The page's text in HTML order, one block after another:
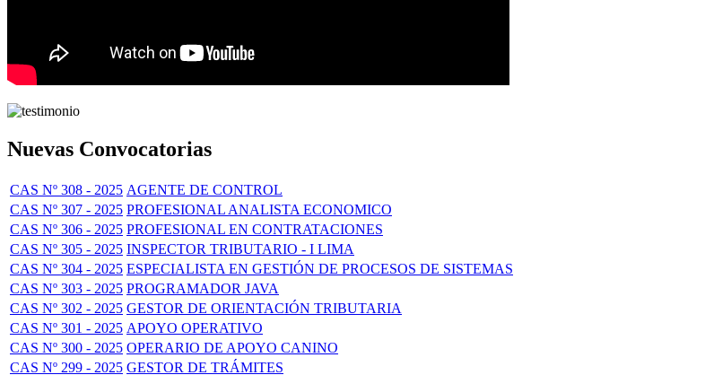
Nuevas Convocatorias
CAS Nº 308 - 2025 AGENTE DE CONTROL
CAS Nº 307 - 2025 PROFESIONAL ANALISTA ECONOMICO
CAS Nº 306 - 2025 PROFESIONAL EN CONTRATACIONES
CAS Nº 305 - 2025 INSPECTOR TRIBUTARIO - I LIMA
CAS Nº 304 - 2025 ESPECIALISTA EN GESTIÓN DE PROCESOS DE SISTEMAS
CAS Nº 303 - 2025 PROGRAMADOR JAVA
CAS Nº 302 - 2025 GESTOR DE ORIENTACIÓN TRIBUTARIA
CAS Nº 301 - 2025 APOYO OPERATIVO
CAS Nº 300 - 2025 OPERARIO DE APOYO CANINO
CAS Nº 299 - 2025 GESTOR DE TRÁMITES